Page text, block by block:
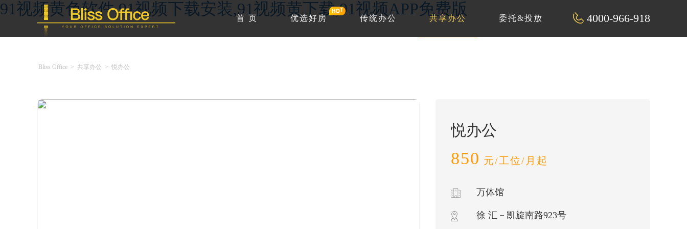
91视频黄色软件,91视频下载安装,91视频黄下载,91视频APP免费版
4000-966-918
首 页 优选好房 传统办公 共享办公 委托&投放
Bliss Office > 共享办公 > 悦办公
悦办公
850 元/工位/月起
万体馆
徐 汇－凯旋南路923号